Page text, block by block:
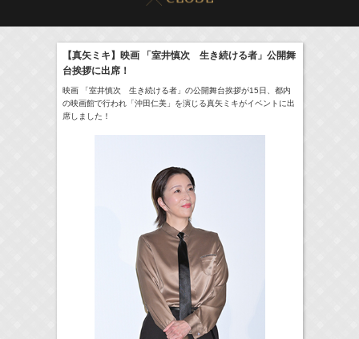
本日の出演情報8/8(Sat) イベント販売情報
17:55-18:00
(Radio) ラジオドラマ「一建設presents おうちのはなし」 髙橋ひかる
(TV) 一泊家族 河北麻友子
19:30-19:45
(
【真矢ミキ】映画 「室井慎次 生き続ける者」公開舞
台挨拶に出席！
映画 「室井慎次 生き続ける者」の公開舞台挨拶が15日、都内
の映画館で行われ「沖田仁美」を演じる真矢ミキがイベントに出
席しました！